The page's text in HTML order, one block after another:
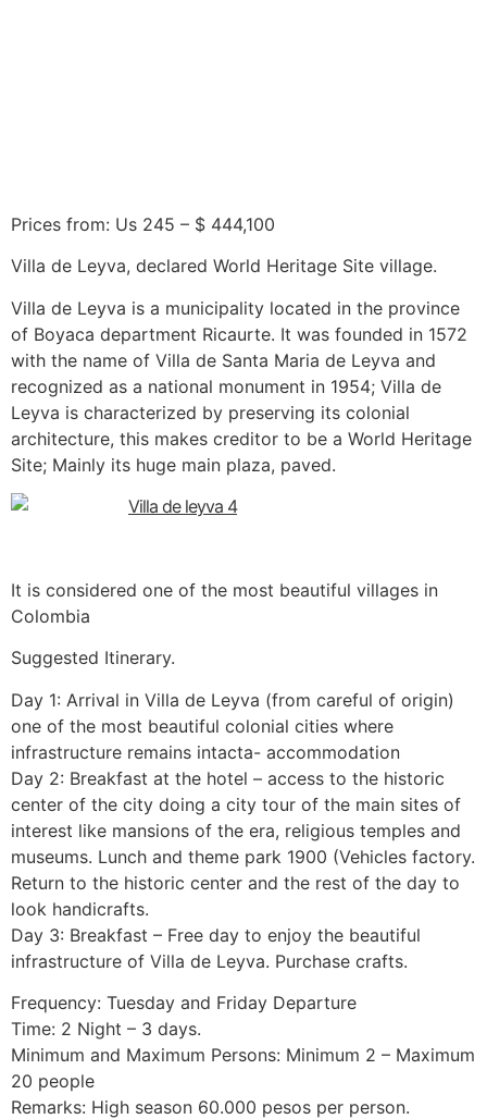
Prices from: Us 245 – $ 444,100
Villa de Leyva, declared World Heritage Site village.
Villa de Leyva is a municipality located in the province
of Boyaca department Ricaurte. It was founded in 1572
with the name of Villa de Santa Maria de Leyva and
recognized as a national monument in 1954; Villa de
Leyva is characterized by preserving its colonial
architecture, this makes creditor to be a World Heritage
Site; Mainly its huge main plaza, paved.
It is considered one of the most beautiful villages in
Colombia
Suggested Itinerary.
Day 1: Arrival in Villa de Leyva (from careful of origin)
one of the most beautiful colonial cities where
infrastructure remains intacta- accommodation
Day 2: Breakfast at the hotel – access to the historic
center of the city doing a city tour of the main sites of
interest like mansions of the era, religious temples and
museums. Lunch and theme park 1900 (Vehicles factory.
Return to the historic center and the rest of the day to
look handicrafts.
Day 3: Breakfast – Free day to enjoy the beautiful
infrastructure of Villa de Leyva. Purchase crafts.
Frequency: Tuesday and Friday Departure
Time: 2 Night – 3 days.
Minimum and Maximum Persons: Minimum 2 – Maximum
20 people
Remarks: High season 60.000 pesos per person.